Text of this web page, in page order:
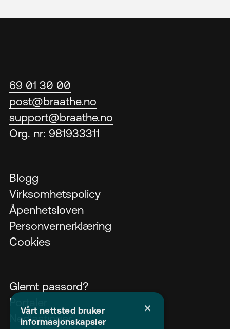
69 01 30 00
post@braathe.no
support@braathe.no
Org. nr: 981933311
Blogg
Virksomhetspolicy
Åpenhetsloven
Personvernerklæring
Cookies
Glemt passord?
Portaler
Nedlastinger
×
Vårt nettsted bruker
informasjonskapsler